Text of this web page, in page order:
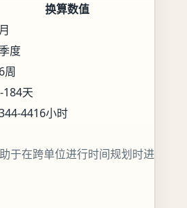
换算数值
度
周
184天
4416小时
于在跨单位进行时间规划时进